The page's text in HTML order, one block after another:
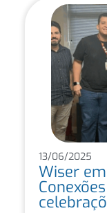
13/06/2025
Wiser